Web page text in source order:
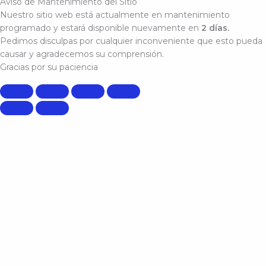
Nuestro sitio web está actualmente en mantenimiento
programado y estará disponible nuevamente en 2 días.
Pedimos disculpas por cualquier inconveniente que esto pueda
causar y agradecemos su comprensión.
Gracias por su paciencia